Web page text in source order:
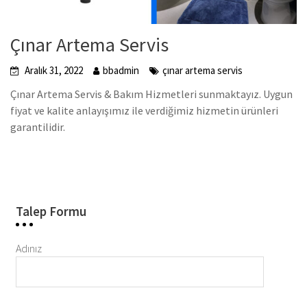
Çınar Artema Servis
Aralık 31, 2022 bbadmin çınar artema servis
Çınar Artema Servis & Bakım Hizmetleri sunmaktayız. Uygun
fiyat ve kalite anlayışımız ile verdiğimiz hizmetin ürünleri
garantilidir.
Talep Formu
Adınız